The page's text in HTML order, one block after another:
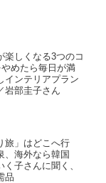
楽しくなる3つのコ
やめたら毎日が満
インテリアプラン
岩部圭子さん
旅」はどこへ行
、海外なら韓国
子さんに聞く、
品